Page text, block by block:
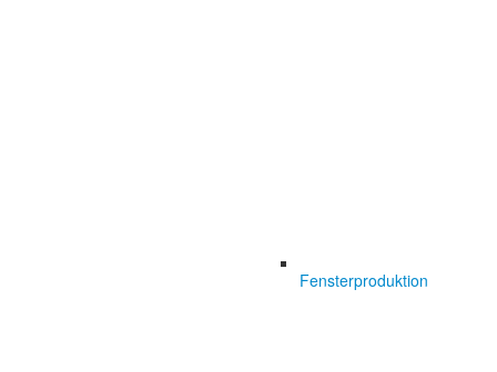
Fensterproduktion